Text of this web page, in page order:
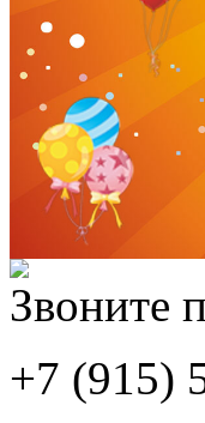
Звоните
+7 (915)